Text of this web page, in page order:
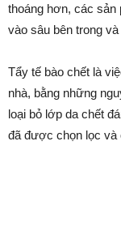
thoáng hơn, các sản
vào sâu bên trong
Tẩy tế bào chết là
nhà, bằng những
loại bỏ lớp da chết
đã được chọn lọc và